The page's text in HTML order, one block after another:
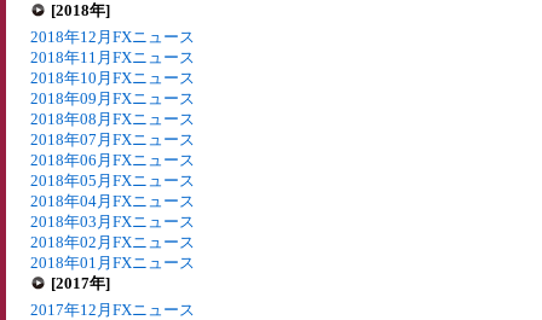
[2018年]
2018年12月FXニュース
2018年11月FXニュース
2018年10月FXニュース
2018年09月FXニュース
2018年08月FXニュース
2018年07月FXニュース
2018年06月FXニュース
2018年05月FXニュース
2018年04月FXニュース
2018年03月FXニュース
2018年02月FXニュース
2018年01月FXニュース
[2017年]
2017年12月FXニュース